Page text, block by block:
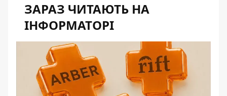
ЗАРАЗ ЧИТАЮТЬ НА
ІНФОРМАТОРІ